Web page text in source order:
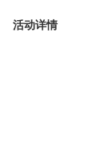
活动详情